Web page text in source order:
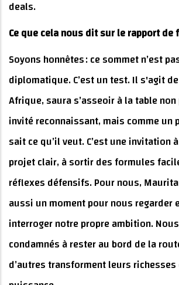
deals.
Ce que cela nous dit sur le rapport
Soyons honnêtes : ce sommet n’est
diplomatique. C’est un test. Il s'agit
Afrique, saura s’asseoir à la table
invité reconnaissant, mais comme un
sait ce qu’il veut. C’est une invitation
projet clair, à sortir des formules
réflexes défensifs. Pour nous,
aussi un moment pour nous regarder
interroger notre propre ambition.
condamnés à rester au bord de la
d’autres transforment leurs